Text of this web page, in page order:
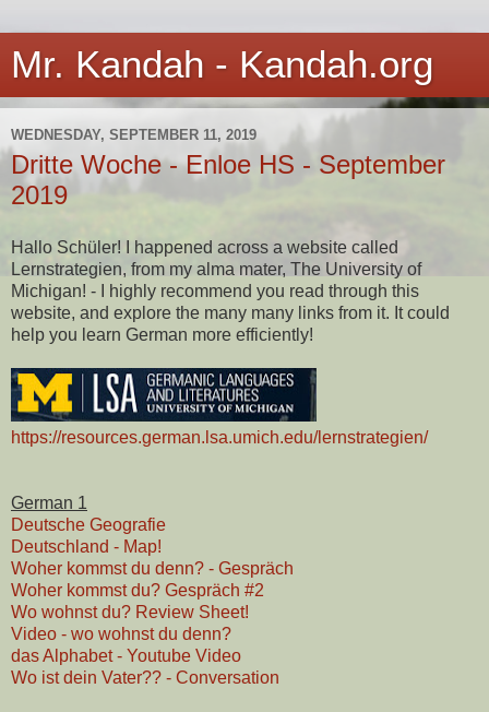
Mr. Kandah - Kandah.org
WEDNESDAY, SEPTEMBER 11, 2019
Dritte Woche - Enloe HS - September
2019
Hallo Schüler! I happened across a website called
Lernstrategien, from my alma mater, The University of
Michigan! - I highly recommend you read through this
website, and explore the many many links from it. It could
help you learn German more efficiently!
https://resources.german.lsa.umich.edu/lernstrategien/
German 1
Deutsche Geografie
Deutschland - Map!
Woher kommst du denn? - Gespräch
Woher kommst du? Gespräch #2
Wo wohnst du? Review Sheet!
Video - wo wohnst du denn?
das Alphabet - Youtube Video
Wo ist dein Vater?? - Conversation